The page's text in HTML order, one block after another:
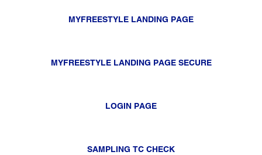
MYFREESTYLE LANDING PAGE
MYFREESTYLE LANDING PAGE SECURE
LOGIN PAGE
SAMPLING TC CHECK